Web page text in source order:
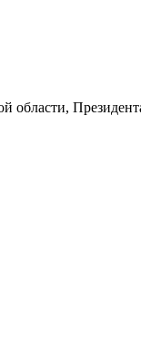
области,